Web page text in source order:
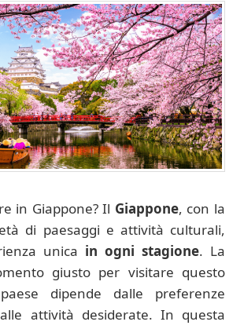
in Giappone? Il Giappone, con la
di paesaggi e attività culturali,
unica in ogni stagione. La
giusto per visitare questo
dipende dalle preferenze
attività desiderate. In questa